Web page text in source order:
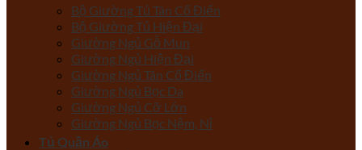
Bộ Giường Tủ Tân Cổ Điển
Bộ Giường Tủ Hiện Đại
Giường Ngủ Gỗ Mun
Giường Ngủ Hiện Đại
Giường Ngủ Tân Cổ Điển
Giường Ngủ Bọc Da
Giường Ngủ Cỡ Lớn
Giường Ngủ Bọc Nệm, Nỉ
Tủ Quần Áo